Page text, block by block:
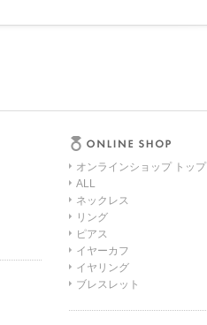
オンラインショップ トップ
ALL
ネックレス
リング
ピアス
イヤーカフ
イヤリング
ブレスレット